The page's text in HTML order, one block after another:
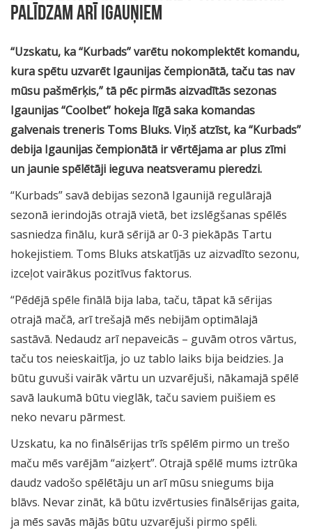
PALĪDZAM ARĪ IGAUŅIEM
“Uzskatu, ka “Kurbads” varētu nokomplektēt komandu,
kura spētu uzvarēt Igaunijas čempionātā, taču tas nav
mūsu pašmērķis,” tā pēc pirmās aizvadītās sezonas
Igaunijas “Coolbet” hokeja līgā saka komandas
galvenais treneris Toms Bluks. Viņš atzīst, ka “Kurbads”
debija Igaunijas čempionātā ir vērtējama ar plus zīmi
un jaunie spēlētāji ieguva neatsveramu pieredzi.
“Kurbads” savā debijas sezonā Igaunijā regulārajā
sezonā ierindojās otrajā vietā, bet izslēgšanas spēlēs
sasniedza finālu, kurā sērijā ar 0-3 piekāpās Tartu
hokejistiem. Toms Bluks atskatījās uz aizvadīto sezonu,
izceļot vairākus pozitīvus faktorus.
“Pēdējā spēle finālā bija laba, taču, tāpat kā sērijas
otrajā mačā, arī trešajā mēs nebijām optimālajā
sastāvā. Nedaudz arī nepaveicās – guvām otros vārtus,
taču tos neieskaitīja, jo uz tablo laiks bija beidzies. Ja
būtu guvuši vairāk vārtu un uzvarējuši, nākamajā spēlē
savā laukumā būtu vieglāk, taču saviem puišiem es
neko nevaru pārmest.
Uzskatu, ka no finālsērijas trīs spēlēm pirmo un trešo
maču mēs varējām “aizķert”. Otrajā spēlē mums iztrūka
daudz vadošo spēlētāju un arī mūsu sniegums bija
blāvs. Nevar zināt, kā būtu izvērtusies finālsērijas gaita,
ja mēs savās mājās būtu uzvarējuši pirmo spēli.